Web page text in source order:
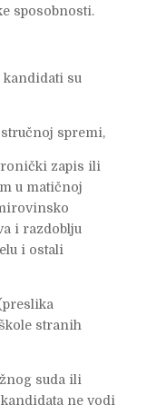
sposobnosti.
su
spremi,
zapis ili
u matičnoj
i razdoblju
i ostali
stranih
suda ili
ne vodi